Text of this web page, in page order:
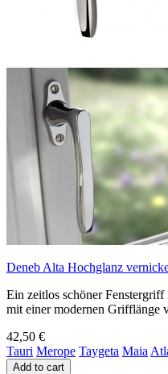
Deneb Alta Hochglanz
Ein zeitlos schöner
mit einer modernen Grifflänge
42,50 €
Tauri Merope Taygeta Maia
Add to cart